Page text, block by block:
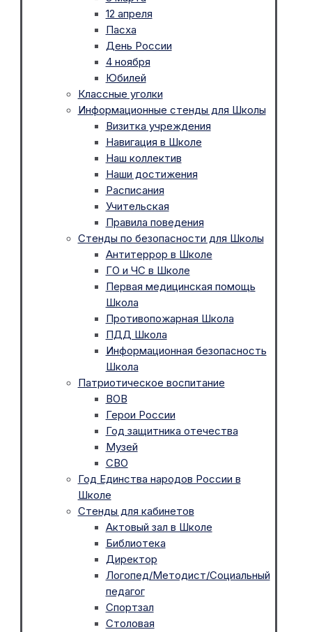
12 апреля
Пасха
День России
4 ноября
Юбилей
Классные уголки
Информационные стенды для Школы
Визитка учреждения
Навигация в Школе
Наш коллектив
Наши достижения
Расписания
Учительская
Правила поведения
Стенды по безопасности для Школы
Антитеррор в Школе
ГО и ЧС в Школе
Первая медицинская помощь
Школа
Противопожарная Школа
ПДД Школа
Информационная безопасность
Школа
Патриотическое воспитание
ВОВ
Герои России
Год защитника отечества
Музей
СВО
Год Единства народов России в
Школе
Стенды для кабинетов
Актовый зал в Школе
Библиотека
Директор
Логопед/Методист/Социальный
педагог
Спортзал
Столовая